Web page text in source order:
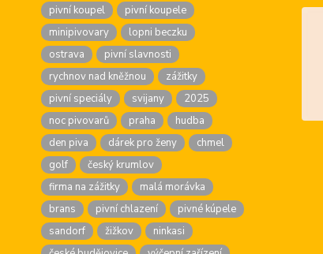
pivní koupel
pivní koupele
minipivovary
lopni beczku
ostrava
pivní slavnosti
rychnov nad kněžnou
zážitky
pivní speciály
svijany
2025
noc pivovarů
praha
hudba
den piva
dárek pro ženy
chmel
golf
český krumlov
firma na zážitky
malá morávka
brans
pivní chlazení
pivné kúpele
sandorf
žižkov
ninkasi